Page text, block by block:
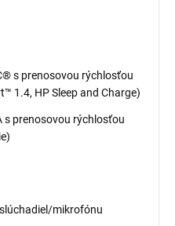
s prenosovou rýchlosťou
1.4, HP Sleep and Charge)
s prenosovou rýchlosťou
mikrofónu